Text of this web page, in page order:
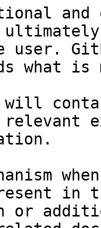
and
user.
what
will
relevant
in